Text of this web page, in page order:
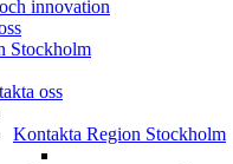
innovation
Stockholm
oss
Kontakta Region Stockholm